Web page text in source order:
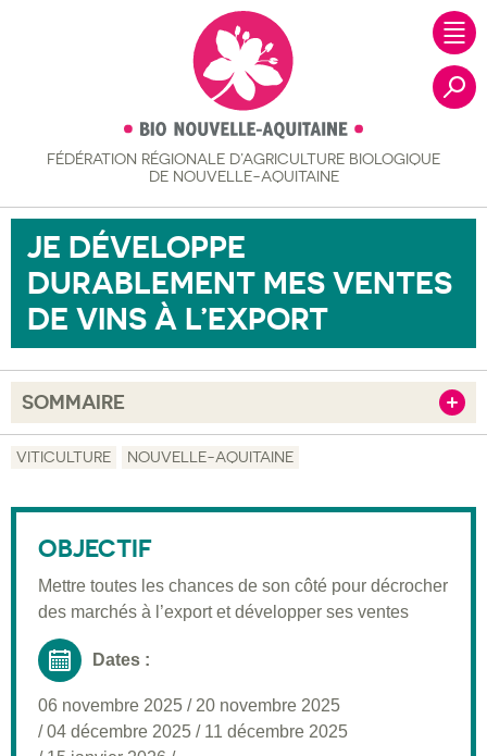
FÉDÉRATION RÉGIONALE D’AGRICULTURE BIOLOGIQUE
DE NOUVELLE-AQUITAINE
JE DÉVELOPPE
DURABLEMENT MES VENTES
DE VINS À L’EXPORT
SOMMAIRE
Validation
Moyens pédagogiques
Informations pratiques
VITICULTURE NOUVELLE-AQUITAINE
OBJECTIF
Mettre toutes les chances de son côté pour décrocher
des marchés à l’export et développer ses ventes
Dates :
06 novembre 2025 / 20 novembre 2025
/04 décembre 2025 / 11 décembre 2025